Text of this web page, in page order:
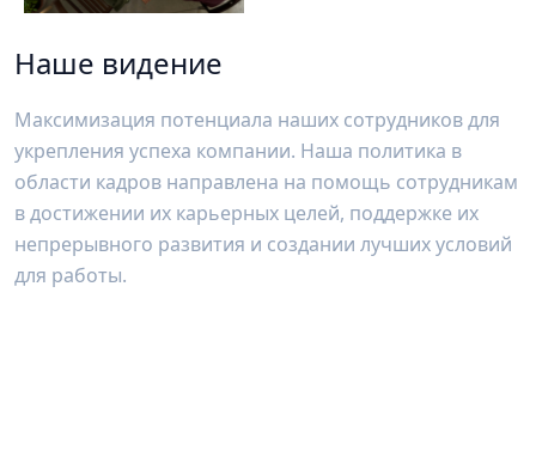
Наше видение
Максимизация потенциала наших сотрудников для
укрепления успеха компании. Наша политика в
области кадров направлена на помощь сотрудникам
в достижении их карьерных целей, поддержке их
непрерывного развития и создании лучших условий
для работы.